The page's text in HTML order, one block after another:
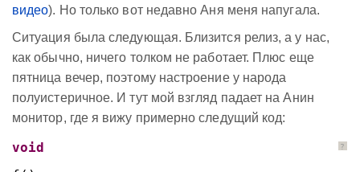
видео). Но только вот недавно Аня меня напугала.
Ситуация была следующая. Близится релиз, а у нас,
как обычно, ничего толком не работает. Плюс еще
пятница вечер, поэтому настроение у народа
полуистеричное. И тут мой взгляд падает на Анин
монитор, где я вижу примерно следущий код:
?
void